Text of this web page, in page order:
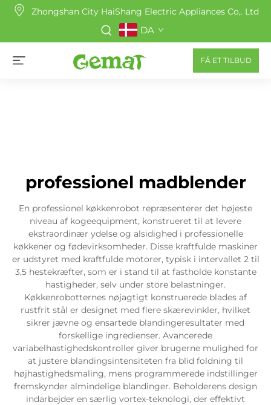
Zhongshan City HaiShang Electric Appliances Co,. Ltd
DA
FÅ ET TILBUD
professionel madblender
En professionel køkkenrobot repræsenterer det højeste
niveau af kogeequipment, konstrueret til at levere
ekstraordinær ydelse og alsidighed i professionelle
køkkener og fødevirksomheder. Disse kraftfulde maskiner
er udstyret med kraftfulde motorer, typisk i intervallet 2 til
3,5 hestekræfter, som er i stand til at fastholde konstante
hastigheder, selv under store belastninger.
Køkkenrobotternes nøjagtigt konstruerede blades af
rustfrit stål er designet med flere skærevinkler, hvilket
sikrer jævne og ensartede blandingeresultater med
forskellige ingredienser. Avancerede
variabelhastighedskontroller giver brugerne mulighed for
at justere blandingsintensiteten fra blid foldning til
højhastighedsmaling, mens programmerede indstillinger
fremskynder almindelige blandinger. Beholderens design
indarbejder en særlig vortex-teknologi, der effektivt